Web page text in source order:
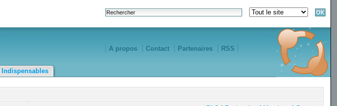
A propos Contact Partenaires RSS
Indispensables